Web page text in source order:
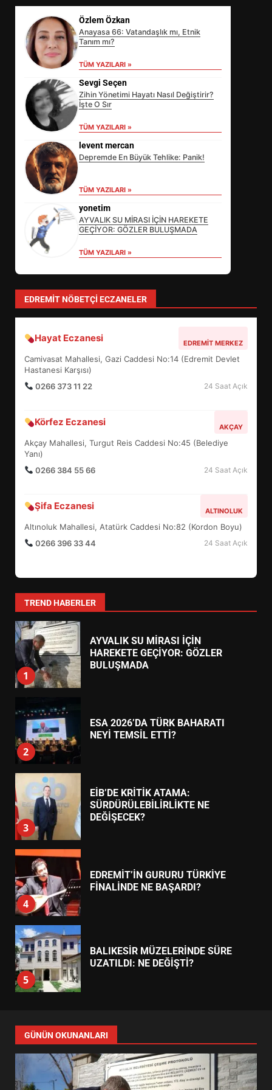
Özlem Özkan
Anayasa 66: Vatandaşlık mı, Etnik
Tanım mı?
TÜM YAZILARI »
Sevgi Seçen
Zihin Yönetimi Hayatı Nasıl Değiştirir?
İşte O Sır
TÜM YAZILARI »
levent mercan
Depremde En Büyük Tehlike: Panik!
TÜM YAZILARI »
yonetim
AYVALIK SU MİRASI İÇİN HAREKETE
GEÇİYOR: GÖZLER BULUŞMADA
TÜM YAZILARI »
EDREMIT NÖBETÇI ECZANELER
Hayat Eczanesi EDREMIT MERKEZ
Camivasat Mahallesi, Gazi Caddesi No:14 (Edremit Devlet
Hastanesi Karşısı)
0266 373 11 22
24 Saat Açık
Körfez Eczanesi AKÇAY
Akçay Mahallesi, Turgut Reis Caddesi No:45 (Belediye
Yanı)
0266 384 55 66
24 Saat Açık
Şifa Eczanesi ALTINOLUK
Altınoluk Mahallesi, Atatürk Caddesi No:82 (Kordon Boyu)
0266 396 33 44
24 Saat Açık
TREND HABERLER
SÜRDÜRÜLEBİLİRLİKTE NE
DEĞİŞECEK?
4
5
BALIKESİR MÜZELERİNDE SÜRE
UZATILDI: NE DEĞİŞTİ?
6
TURNUVASI KAYITLARI NEYİ
7
YENİ YÖNETİM NASIL
ŞEKİLLENDİ?
1
HAREKETE GEÇİYOR: GÖZLER
2
ESA 2026’DA TÜRK BAHARATI
NEYİ TEMSİL ETTİ?
3
EİB’DE KRİTİK ATAMA:
SÜRDÜRÜLEBİLİRLİKTE NE
DEĞİŞECEK?
4
EDREMİT’İN GURURU TÜRKİYE
FİNALİNDE NE BAŞARDI?
5
BALIKESİR MÜZELERİNDE SÜRE
UZATILDI: NE DEĞİŞTİ?
6
BURHANİYE SATRANÇ
TURNUVASI KAYITLARI NEYİ
DEĞİŞTİRİYOR?
7
YENİ YÖNETİM NASIL
ŞEKİLLENDİ?
GÜNÜN OKUNANLARI